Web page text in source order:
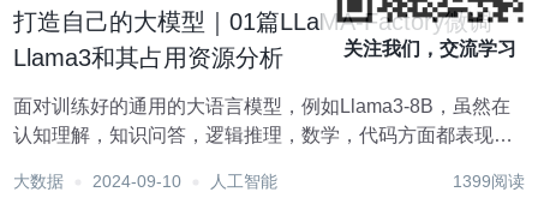
打造自己的大模型｜01篇LLaMA-Factory微调
Llama3和其占用资源分析
面对训练好的通用的大语言模型，例如Llama3-8B，虽然在
认知理解，知识问答，逻辑推理，数学，代码方面都表现很
答表现也不是很好，经常出现中英文混答的问题。 所以打造
大数据 2024-09-10 人工智能 1399阅读
关注我们，交流学习